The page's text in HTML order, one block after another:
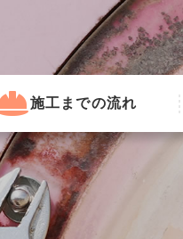
施工までの流れ